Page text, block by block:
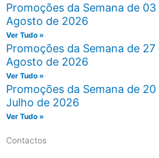
Promoções da Semana de
Agosto de 2026
Ver Tudo »
Promoções da Semana de
Agosto de 2026
Ver Tudo »
Promoções da Semana de
Julho de 2026
Ver Tudo »
Contactos